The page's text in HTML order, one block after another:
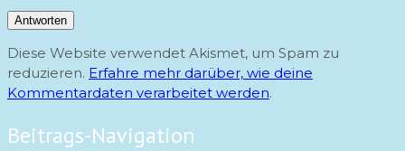
Diese Website verwendet Akismet, um Spam zu
reduzieren. Erfahre mehr darüber, wie deine
Kommentardaten verarbeitet werden.
Beitrags-Navigation